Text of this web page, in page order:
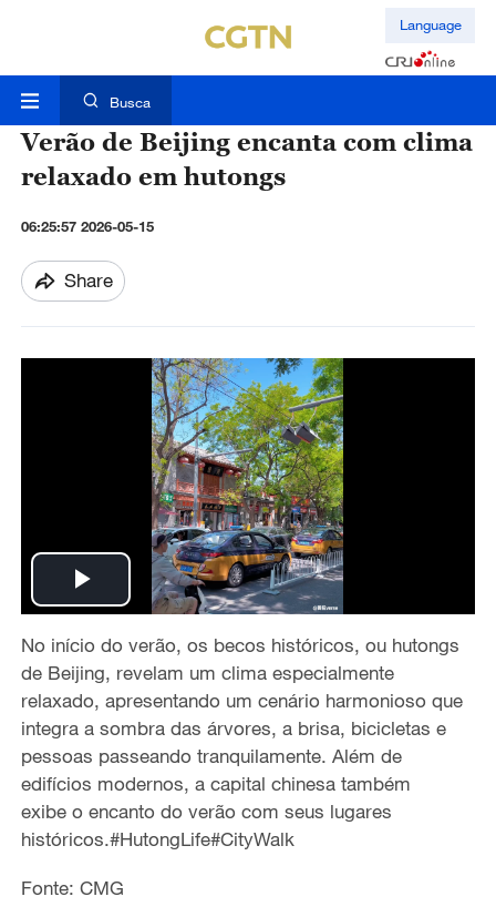
Language
Busca
Verão de Beijing encanta com clima
relaxado em hutongs
06:25:57 2026-05-15
Share
P
l
a
y
V
i
d
No início do verão, os becos históricos, ou hutongs
de Beijing, revelam um clima especialmente
relaxado, apresentando um cenário harmonioso que
integra a sombra das árvores, a brisa, bicicletas e
pessoas passeando tranquilamente. Além de
edifícios modernos, a capital chinesa também
exibeo encanto do verão com seus lugares
históricos.#HutongLife#CityWalk
Fonte: CMG